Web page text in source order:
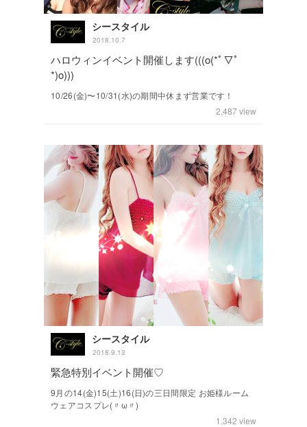
シースタイル
2018.10.7
ハロウィンイベント開催します(((o(*ﾟ▽ﾟ
*)o)))
10/26(金)〜10/31(水)の期間中休まず営業です！
2,487view
シースタイル
2018.9.13
緊急特別イベント開催♡
9月の14(金)15(土)16(日)の三日間限定 お姫様ルーム
ウェアコスプレ(〃ω〃)
1,342 view